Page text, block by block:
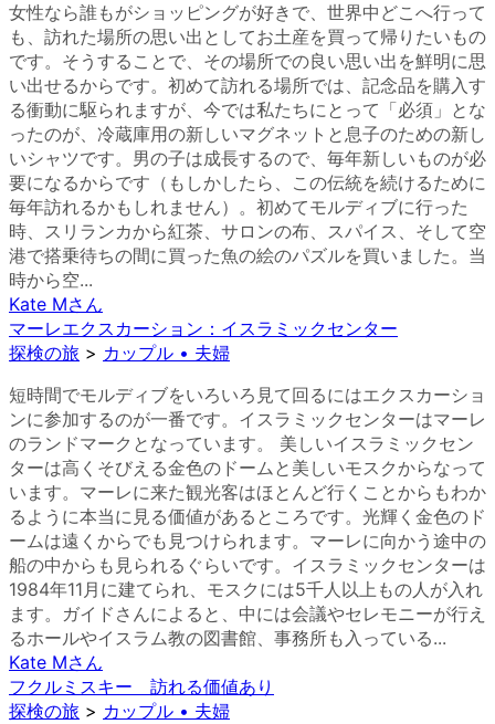
女性なら誰もがショッピングが好きで、世界中どこへ行って
も、訪れた場所の思い出としてお土産を買って帰りたいもの
です。そうすることで、その場所での良い思い出を鮮明に思
い出せるからです。初めて訪れる場所では、記念品を購入す
る衝動に駆られますが、今では私たちにとって「必須」とな
ったのが、冷蔵庫用の新しいマグネットと息子のための新し
いシャツです。男の子は成長するので、毎年新しいものが必
要になるからです（もしかしたら、この伝統を続けるために
毎年訪れるかもしれません）。初めてモルディブに行った
時、スリランカから紅茶、サロンの布、スパイス、そして空
港で搭乗待ちの間に買った魚の絵のパズルを買いました。当
時から空...
Kate Mさん
マーレエクスカーション：イスラミックセンター
探検の旅 > カップル • 夫婦
短時間でモルディブをいろいろ見て回るにはエクスカーショ
ンに参加するのが一番です。イスラミックセンターはマーレ
のランドマークとなっています。 美しいイスラミックセン
ターは高くそびえる金色のドームと美しいモスクからなって
います。マーレに来た観光客はほとんど行くことからもわか
るように本当に見る価値があるところです。光輝く金色のド
ームは遠くからでも見つけられます。マーレに向かう途中の
船の中からも見られるぐらいです。イスラミックセンターは
1984年11月に建てられ、モスクには5千人以上もの人が入れ
ます。ガイドさんによると、中には会議やセレモニーが行え
るホールやイスラム教の図書館、事務所も入っている...
Kate Mさん
フクルミスキー 訪れる価値あり
探検の旅 > カップル • 夫婦